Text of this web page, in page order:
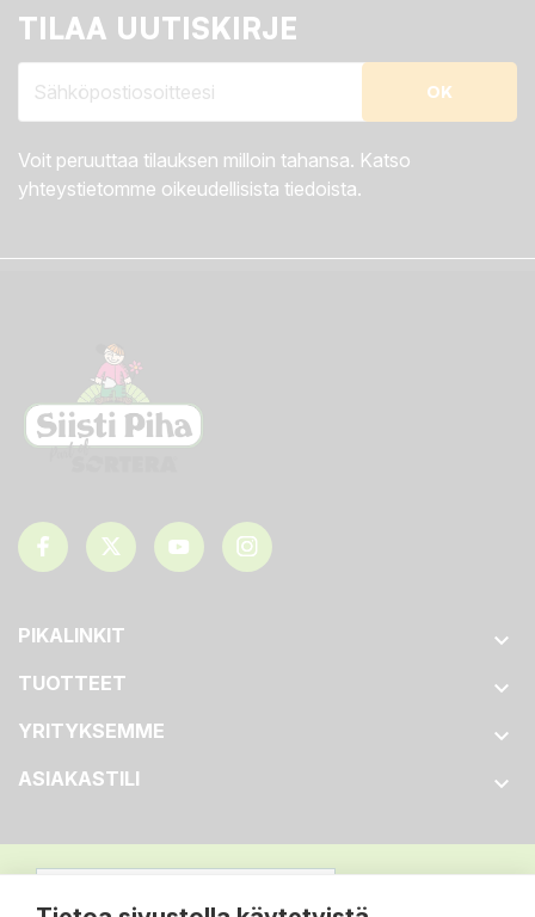
TILAA UUTISKIRJE
Voit peruuttaa tilauksen milloin tahansa. Katso
yhteystietomme oikeudellisista tiedoista.
PIKALINKIT 
TUOTTEET 
YRITYKSEMME 
ASIAKASTILI 